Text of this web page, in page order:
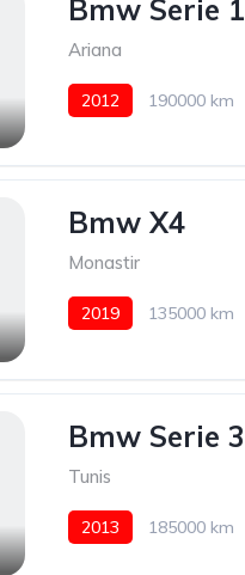
Bmw Serie 1
Ariana
2012 190000 km
Bmw X4
Monastir
2019 135000 km
Bmw Serie 3
Tunis
2013 185000 km